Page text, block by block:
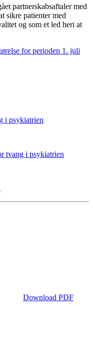
partnerskabsaftaler med
sikre patienter med
og som et led heri at
for perioden 1. juli
i psykiatrien
tvang i psykiatrien
Download PDF